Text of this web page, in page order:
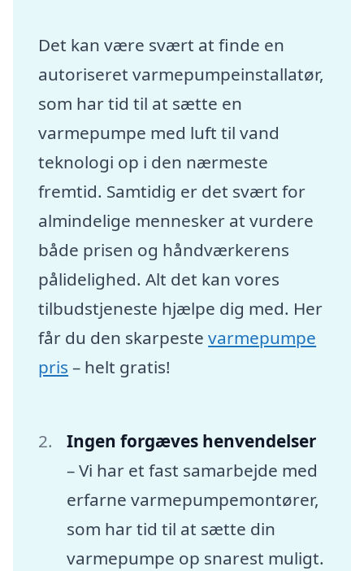
Det kan være svært at finde en
autoriseret varmepumpeinstallatør,
som har tid til at sætte en
varmepumpe med luft til vand
teknologi op i den nærmeste
fremtid. Samtidig er det svært for
almindelige mennesker at vurdere
både prisen og håndværkerens
pålidelighed. Alt det kan vores
tilbudstjeneste hjælpe dig med. Her
får du den skarpestevarmepumpe
pris – helt gratis!
Ingen forgæves henvendelser
– Vi har et fast samarbejde med
erfarne varmepumpemontører,
som har tid til at sætte din
varmepumpe op snarest muligt.